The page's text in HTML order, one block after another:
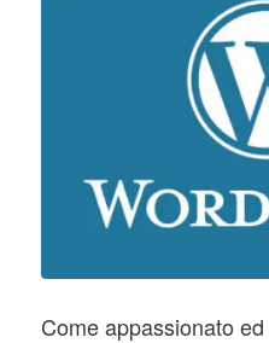
Come appassionato